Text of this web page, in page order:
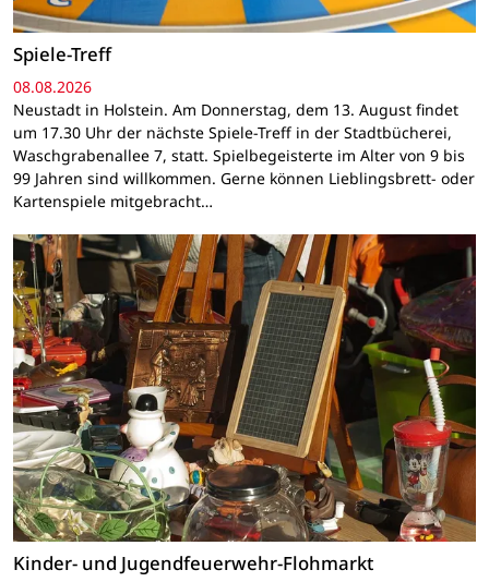
Spiele-Treff
08.08.2026
Neustadt in Holstein. Am Donnerstag, dem 13. August findet
um 17.30 Uhr der nächste Spiele-Treff in der Stadtbücherei,
Waschgrabenallee 7, statt. Spielbegeisterte im Alter von 9 bis
99 Jahren sind willkommen. Gerne können Lieblingsbrett- oder
Kartenspiele mitgebracht…
Kinder- und Jugendfeuerwehr-Flohmarkt